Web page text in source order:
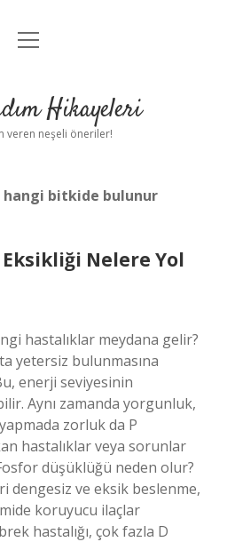
Anasayfa
Uyarı
menüyü
Hikayeleri
veren neşeli öneriler!
hangi bitkide bulunur
Nelere Yol
hastalıklar meydana gelir?
yetersiz bulunmasına
enerji seviyesinin
Aynı zamanda yorgunluk,
zorluk da P
hastalıklar veya sorunlar
düşüklüğü neden olur?
dengesiz ve eksik beslenme,
koruyucu ilaçlar
hastalığı, çok fazla D